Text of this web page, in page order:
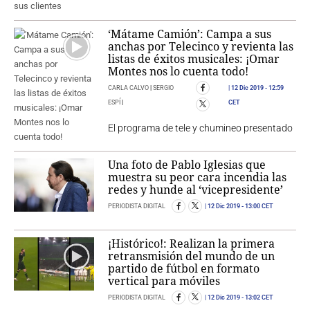
‘Mátame Camión’: Campa a sus
anchas por Telecinco y revienta las
listas de éxitos musicales: ¡Omar
Montes nos lo cuenta todo!
CARLA CALVO |SERGIO
ESPÍ
12 Dic 2019 - 12:59
CET
El programa de tele y chumineo presentado
Una foto de Pablo Iglesias que
muestra su peor cara incendia las
redes y hunde al ‘vicepresidente’
PERIODISTA DIGITAL 12 Dic 2019 - 13:00 CET
¡Histórico!: Realizan la primera
retransmisión del mundo de un
partido de fútbol en formato
vertical para móviles
PERIODISTA DIGITAL 12 Dic 2019 - 13:02 CET